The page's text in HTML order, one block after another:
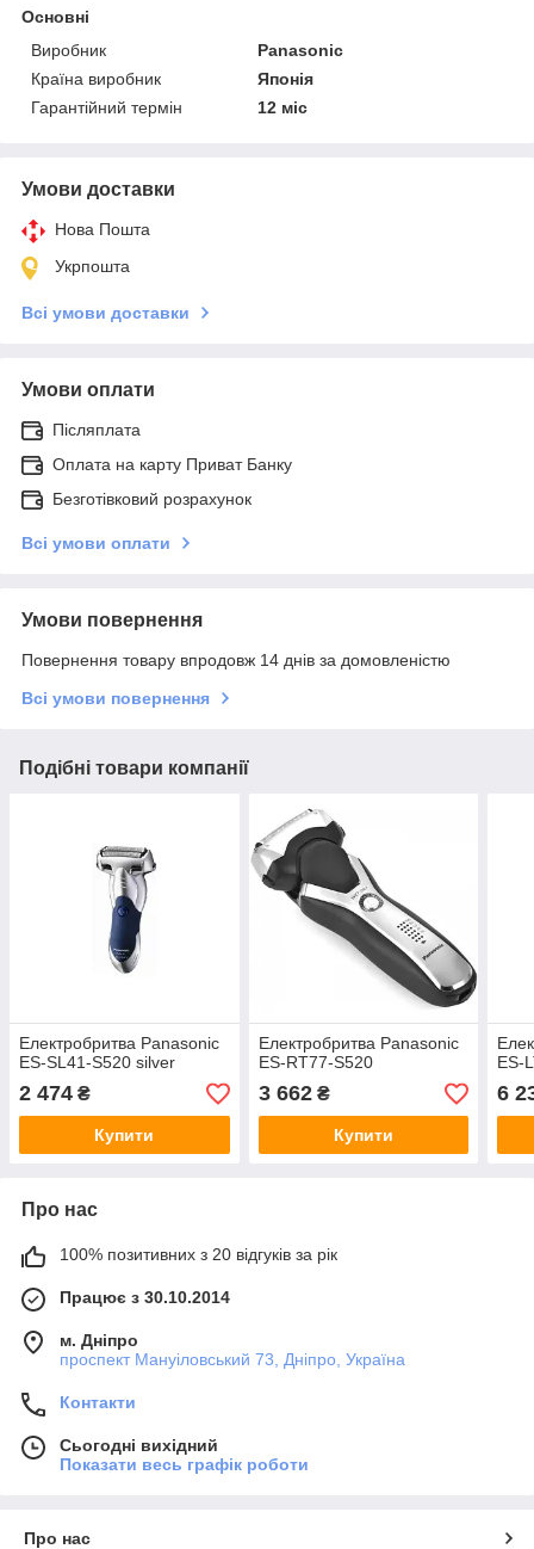
Основні
Виробник
Panasonic
Країна виробник
Японія
Гарантійний термін
12 міс
Умови доставки
Нова Пошта
Укрпошта
Всі умови доставки
Умови оплати
Післяплата
Оплата на карту Приват Банку
Безготівковий розрахунок
Всі умови оплати
Умови повернення
Повернення товару впродовж 14 днів за домовленістю
Всі умови повернення
Подібні товари компанії
Електробритва Panasonic
ES-SL41-S520 silver
2 474 ₴
Купити
Електробритва Panasonic
ES-RT77-S520
3 662₴
Купити
ES-
6
Про нас
100% позитивних з 20 відгуків за рік
Працює з 30.10.2014
м. Дніпро
проспект Мануіловський 73, Дніпро, Україна
Контакти
Сьогодні вихідний
Показати весь графік роботи
Про нас